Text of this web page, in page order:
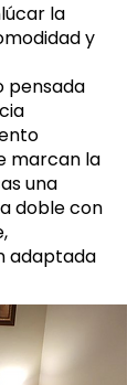
la
y
pensada
marcan la
una
doble con
adaptada